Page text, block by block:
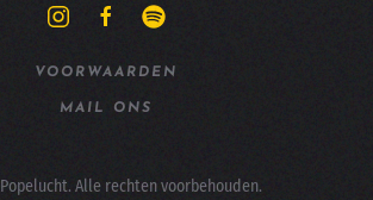
VOORWAARDEN
MAIL ONS
Popelucht. Alle rechten voorbehouden.